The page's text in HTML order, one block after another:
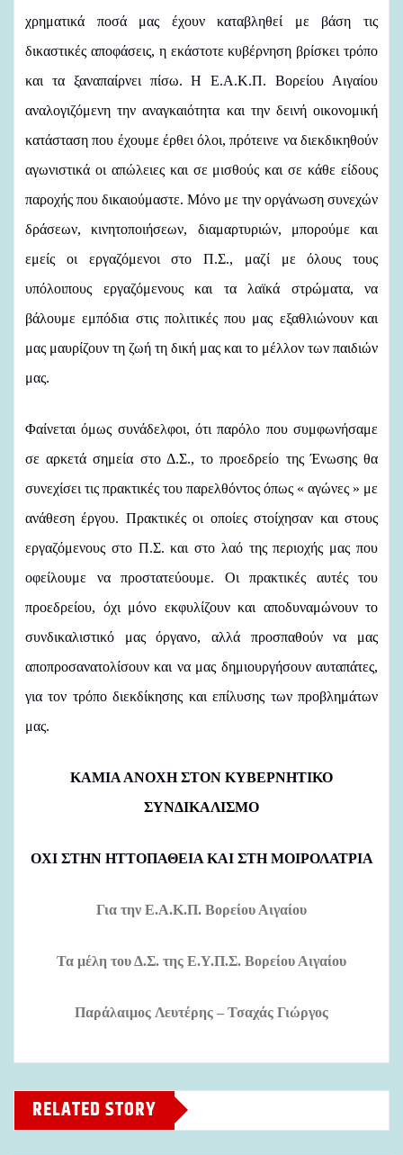
χρηματικά ποσά μας έχουν καταβληθεί με βάση τις
δικαστικές αποφάσεις, η εκάστοτε κυβέρνηση βρίσκει τρόπο
και τα ξαναπαίρνει πίσω. Η Ε.Α.Κ.Π. Βορείου Αιγαίου
αναλογιζόμενη την αναγκαιότητα και την δεινή οικονομική
κατάσταση που έχουμε έρθει όλοι, πρότεινε να διεκδικηθούν
αγωνιστικά οι απώλειες και σε μισθούς και σε κάθε είδους
παροχής που δικαιούμαστε. Μόνο με την οργάνωση συνεχών
δράσεων, κινητοποιήσεων, διαμαρτυριών, μπορούμε και
εμείς οι εργαζόμενοι στο Π.Σ., μαζί με όλους τους
υπόλοιπους εργαζόμενους και τα λαϊκά στρώματα, να
βάλουμε εμπόδια στις πολιτικές που μας εξαθλιώνουν και
μας μαυρίζουν τη ζωή τη δική μας και το μέλλον των παιδιών
μας.
Φαίνεται όμως συνάδελφοι, ότι παρόλο που συμφωνήσαμε
σε αρκετά σημεία στο Δ.Σ., το προεδρείο της Ένωσης θα
συνεχίσει τις πρακτικές του παρελθόντος όπως « αγώνες » με
ανάθεση έργου. Πρακτικές οι οποίες στοίχησαν και στους
εργαζόμενους στο Π.Σ. και στο λαό της περιοχής μας που
οφείλουμε να προστατεύουμε. Οι πρακτικές αυτές του
προεδρείου, όχι μόνο εκφυλίζουν και αποδυναμώνουν το
συνδικαλιστικό μας όργανο, αλλά προσπαθούν να μας
αποπροσανατολίσουν και να μας δημιουργήσουν αυταπάτες,
για τον τρόπο διεκδίκησης και επίλυσης των προβλημάτων
μας.
ΚΑΜΙΑ ΑΝΟΧΗ ΣΤΟΝ ΚΥΒΕΡΝΗΤΙΚΟ
ΣΥΝΔΙΚΑΛΙΣΜΟ
ΟΧΙ ΣΤΗΝ ΗΤΤΟΠΑΘΕΙΑ ΚΑΙ ΣΤΗ ΜΟΙΡΟΛΑΤΡΙΑ
Για την Ε.Α.Κ.Π. Βορείου Αιγαίου
Τα μέλη του Δ.Σ. της Ε.Υ.Π.Σ. Βορείου Αιγαίου
Παράλαιμος Λευτέρης – Τσαχάς Γιώργος
RELATED STORY